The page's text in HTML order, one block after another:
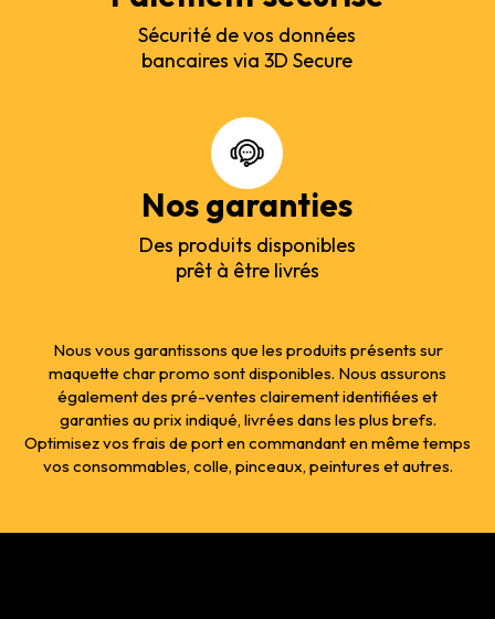
Sécurité de vos données
bancaires via 3D Secure
Nos garanties
Des produits disponibles
prêt à être livrés
Nous vous garantissons que les produits présents sur
maquette char promo sont disponibles. Nous assurons
également des pré-ventes clairement identifiées et
garanties au prix indiqué, livrées dans les plus brefs.
Optimisez vos frais de port en commandant en même temps
vos consommables, colle, pinceaux, peintures et autres.